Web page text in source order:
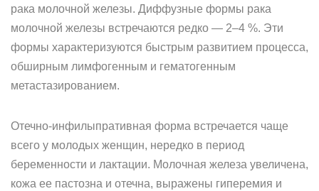
рака молочной железы. Диффузные формы рака
молочной железы встречаются редко — 2–4 %. Эти
формы характеризуются быстрым развитием процесса,
обширным лимфогенным и гематогенным
метастазированием.
Отечно-инфилыпративная форма встречается чаще
всего у молодых женщин, нередко в период
беременности и лактации. Молочная железа увеличена,
кожа ее пастозна и отечна, выражены гиперемия и